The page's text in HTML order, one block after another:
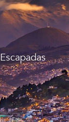
Escapadas